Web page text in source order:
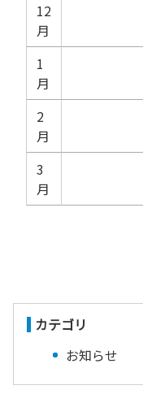
12
月
1
月
2
月
3
月
カテゴリ
お知らせ